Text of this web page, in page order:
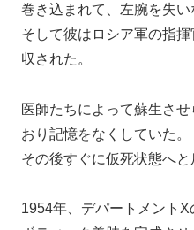
巻き込まれて、左腕を失い
そして彼はロシア軍の指
収された。
医師たちによって蘇生さ
おり記憶をなくしていた。
その後すぐに仮死状態へと
1954年、デパートメント